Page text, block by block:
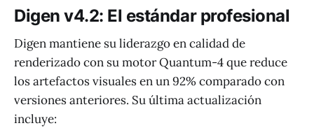
Digen v4.2: El estándar profesional
Digen mantiene su liderazgo en calidad de
renderizado con su motor Quantum-4 que reduce
los artefactos visuales en un 92% comparado con
versiones anteriores. Su última actualización
incluye: